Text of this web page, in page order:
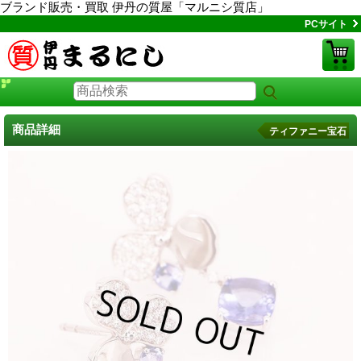
ブランド販売・買取 伊丹の質屋「マルニシ質店」
PCサイト
商品詳細 ティファニー宝石